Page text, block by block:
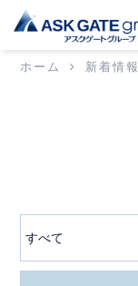
ホーム 新着情報
すべて